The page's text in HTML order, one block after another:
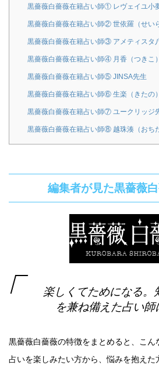
黒薔薇白薔薇在籍占い師① レヴェイユ小
黒薔薇白薔薇在籍占い師② 世依羅（せい
黒薔薇白薔薇在籍占い師③ アメティスタ
黒薔薇白薔薇在籍占い師④ 月香（つきこ
黒薔薇白薔薇在籍占い師⑤ JINSA先生
黒薔薇白薔薇在籍占い師⑥ 生楽（きたの
黒薔薇白薔薇在籍占い師⑦ ユークリッジ
黒薔薇白薔薇在籍占い師⑧ 越珠湊（おち
編集者が見た黒薔薇
楽しくてためになる。
を兼ね備えた占い師
黒薔薇白薔薇の特徴をまとめると、こん
占いを楽しみたい方から、悩みを抱えた